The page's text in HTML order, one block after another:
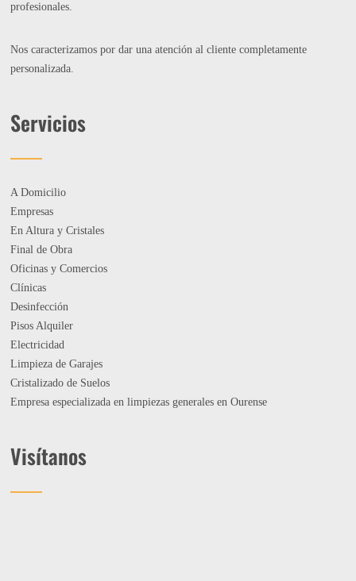
profesionales.
Nos caracterizamos por dar una atención al cliente completamente
personalizada.
Servicios
A Domicilio
Empresas
En Altura y Cristales
Final de Obra
Oficinas y Comercios
Clínicas
Desinfección
Pisos Alquiler
Electricidad
Limpieza de Garajes
Cristalizado de Suelos
Empresa especializada en limpiezas generales en Ourense
Visítanos